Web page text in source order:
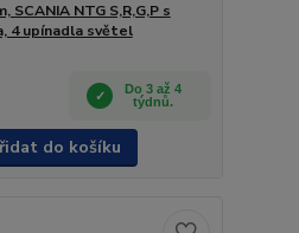
SCANIA NTG S,R,G,P s
4 upínadla světel
Do 3 až 4
týdnů.
do košíku